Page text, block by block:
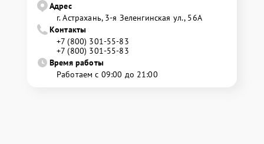
Адрес
г. Астрахань, 3-я Зеленгинская ул., 56А
Контакты
+7 (800) 301-55-83
+7 (800) 301-55-83
Время работы
Работаем с 09:00 до 21:00